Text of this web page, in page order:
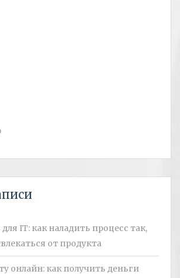
IT: как наладить процесс так,
от продукта
онлайн: как получить деньги